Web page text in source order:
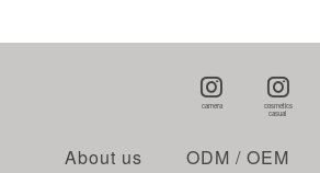
About us ODM / OEM